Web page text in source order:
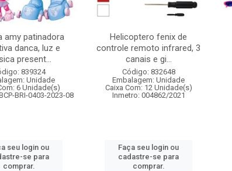
amy patinadora
danca, luz e
present...
839324
Unidade
6 Unidade(s)
BRI-0403-2023-08
seu login ou
se para
comprar.
Helicoptero fenix de
controle remoto infrared, 3
canais e gi...
Código: 832648
Embalagem: Unidade
Caixa Com: 12 Unidade(s)
Inmetro: 004862/2021
Faça seu login ou
cadastre-se para
comprar.